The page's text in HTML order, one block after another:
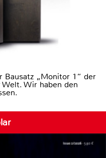
Bausatz „Monitor 1“ der
Wir haben den